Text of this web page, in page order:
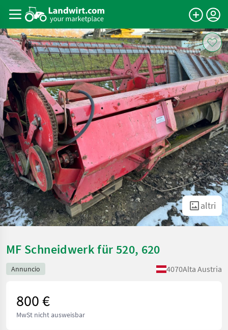
altri
MF Schneidwerk für 520, 620
Annuncio 4070Alta Austria
800 €
MwSt nicht ausweisbar